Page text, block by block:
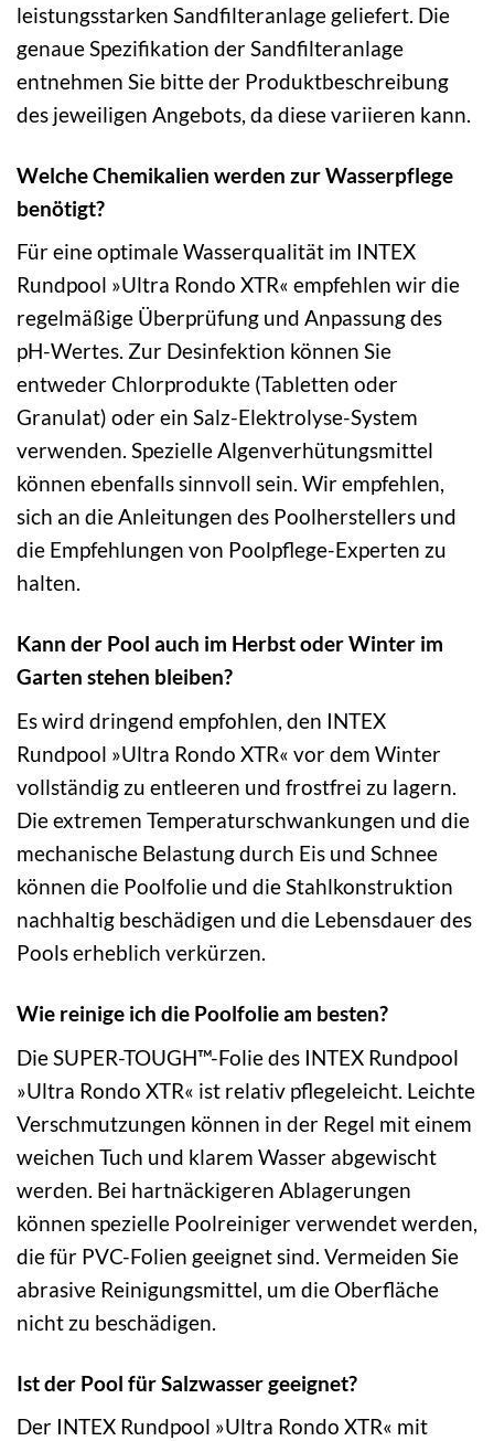
leistungsstarken Sandfilteranlage geliefert. Die
genaue Spezifikation der Sandfilteranlage
entnehmen Sie bitte der Produktbeschreibung
des jeweiligen Angebots, da diese variieren kann.
Welche Chemikalien werden zur Wasserpflege
benötigt?
Für eine optimale Wasserqualität im INTEX
Rundpool »Ultra Rondo XTR« empfehlen wir die
regelmäßige Überprüfung und Anpassung des
pH-Wertes. Zur Desinfektion können Sie
entweder Chlorprodukte (Tabletten oder
Granulat) oder ein Salz-Elektrolyse-System
verwenden. Spezielle Algenverhütungsmittel
können ebenfalls sinnvoll sein. Wir empfehlen,
sich an die Anleitungen des Poolherstellers und
die Empfehlungen von Poolpflege-Experten zu
halten.
Kann der Pool auch im Herbst oder Winter im
Garten stehen bleiben?
Es wird dringend empfohlen, den INTEX
Rundpool »Ultra Rondo XTR« vor dem Winter
vollständig zu entleeren und frostfrei zu lagern.
Die extremen Temperaturschwankungen und die
mechanische Belastung durch Eis und Schnee
können die Poolfolie und die Stahlkonstruktion
nachhaltig beschädigen und die Lebensdauer des
Pools erheblich verkürzen.
Wie reinige ich die Poolfolie am besten?
Die SUPER-TOUGH™-Folie des INTEX Rundpool
»Ultra Rondo XTR« ist relativ pflegeleicht. Leichte
Verschmutzungen können in der Regel mit einem
weichen Tuch und klarem Wasser abgewischt
werden. Bei hartnäckigeren Ablagerungen
können spezielle Poolreiniger verwendet werden,
die für PVC-Folien geeignet sind. Vermeiden Sie
abrasive Reinigungsmittel, um die Oberfläche
nicht zu beschädigen.
Ist der Pool für Salzwasser geeignet?
Der INTEX Rundpool »Ultra Rondo XTR« mit